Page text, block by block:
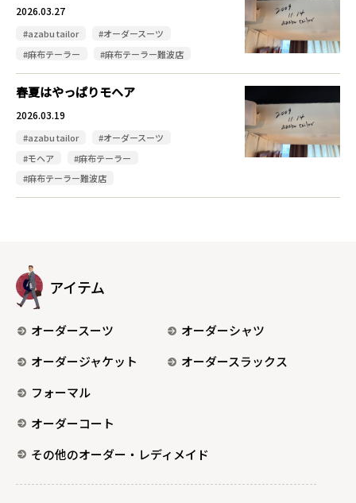
2026.03.27
#azabu tailor
#オーダースーツ
#麻布テーラー
#麻布テーラー難波店
春夏はやっぱりモヘア
2026.03.19
#azabu tailor
#オーダースーツ
#モヘア
#麻布テーラー
#麻布テーラー難波店
アイテム
オーダースーツ
オーダーシャツ
オーダージャケット
オーダースラックス
フォーマル
オーダーコート
その他のオーダー・レディメイド